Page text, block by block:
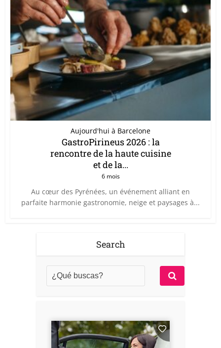
Aujourd'hui à Barcelone
GastroPirineus 2026 : la
rencontre de la haute cuisine
et de la...
6 mois
Au cœur des Pyrénées, un événement alliant en
parfaite harmonie gastronomie, neige et paysages à...
Search